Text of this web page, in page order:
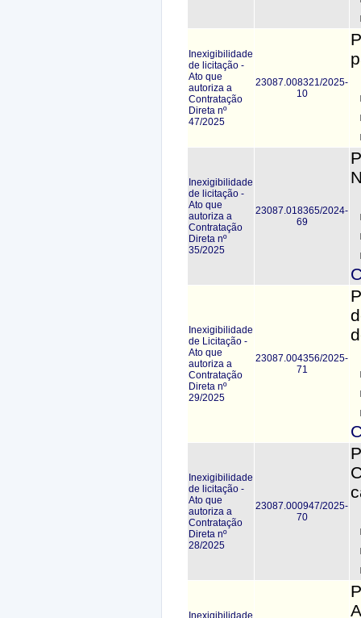
Inexigibilidade
de licitação -
Ato que
autoriza a
Contratação
Direta nº
47/2025
23087.008321/2025-
10
Inexigibilidade
de licitação -
Ato que
autoriza a
Contratação
Direta nº
35/2025
23087.018365/2024-
69
Inexigibilidade
de Licitação -
Ato que
autoriza a
Contratação
Direta nº
29/2025
23087.004356/2025-
71
Inexigibilidade
de licitação -
Ato que
autoriza a
Contratação
Direta nº
28/2025
23087.000947/2025-
70
Inexigibilidade